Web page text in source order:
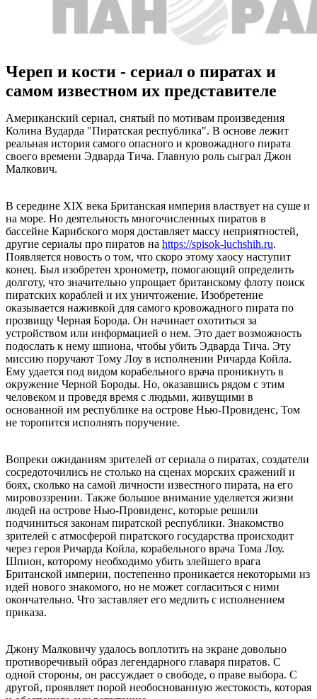
Череп и кости - сериал о пиратах и
самом известном их представителе
Американский сериал, снятый по мотивам произведения
Колина Вударда "Пиратская республика". В основе лежит
реальная история самого опасного и кровожадного пирата
своего времени Эдварда Тича. Главную роль сыграл Джон
Малкович.
В середине XIX века Британская империя властвует на суше и
на море. Но деятельность многочисленных пиратов в
бассейне Карибского моря доставляет массу неприятностей,
другие сериалы про пиратов на https://spisok-luchshih.ru.
Появляется новость о том, что скоро этому хаосу наступит
конец. Был изобретен хронометр, помогающий определить
долготу, что значительно упрощает британскому флоту поиск
пиратских кораблей и их уничтожение. Изобретение
оказывается наживкой для самого кровожадного пирата по
прозвищу Черная Борода. Он начинает охотиться за
устройством или информацией о нем. Это дает возможность
подослать к нему шпиона, чтобы убить Эдварда Тича. Эту
миссию поручают Тому Лоу в исполнении Ричарда Койла.
Ему удается под видом корабельного врача проникнуть в
окружение Черной Бороды. Но, оказавшись рядом с этим
человеком и проведя время с людьми, живущими в
основанной им республике на острове Нью-Провиденс, Том
не торопится исполнять поручение.
Вопреки ожиданиям зрителей от сериала о пиратах, создатели
сосредоточились не столько на сценах морских сражений и
боях, сколько на самой личности известного пирата, на его
мировоззрении. Также большое внимание уделяется жизни
людей на острове Нью-Провиденс, которые решили
подчиниться законам пиратской республики. Знакомство
зрителей с атмосферой пиратского государства происходит
через героя Ричарда Койла, корабельного врача Тома Лоу.
Шпион, которому необходимо убить злейшего врага
Британской империи, постепенно проникается некоторыми из
идей нового знакомого, но не может согласиться с ними
окончательно. Что заставляет его медлить с исполнением
приказа.
Джону Малковичу удалось воплотить на экране довольно
противоречивый образ легендарного главаря пиратов. С
одной стороны, он рассуждает о свободе, о праве выбора. С
другой, проявляет порой необоснованную жестокость, которая